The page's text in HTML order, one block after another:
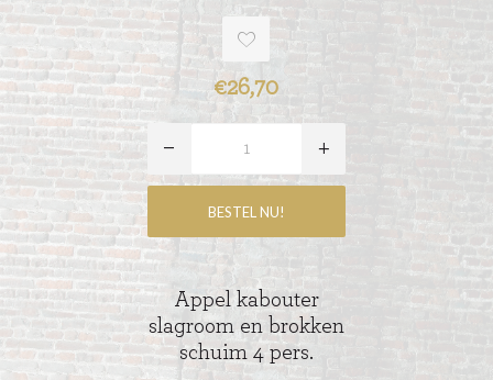
€26,70
Appel kabouter
slagroom en brokken
schuim 4 pers.